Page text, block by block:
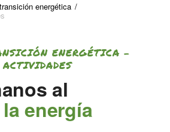
energética /
ENERGÉTICA –
al
energía